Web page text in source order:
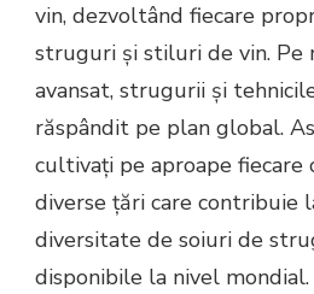
vin, dezvoltând fiecare
struguri și stiluri de vin. Pe
avansat, strugurii și
răspândit pe plan global.
cultivați pe aproape fiecare
diverse țări care contribuie
diversitate de soiuri de
disponibile la nivel